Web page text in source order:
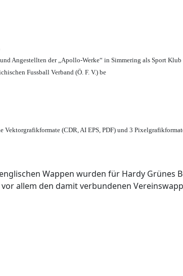
Angestellten der „Apollo-Werke“ in Simmering als Sport
Fussball Verband (Ö. F. V.) be
(CDR, AI EPS, PDF) und 3
Wappen wurden für Hardy Grünes
allem den damit verbundenen